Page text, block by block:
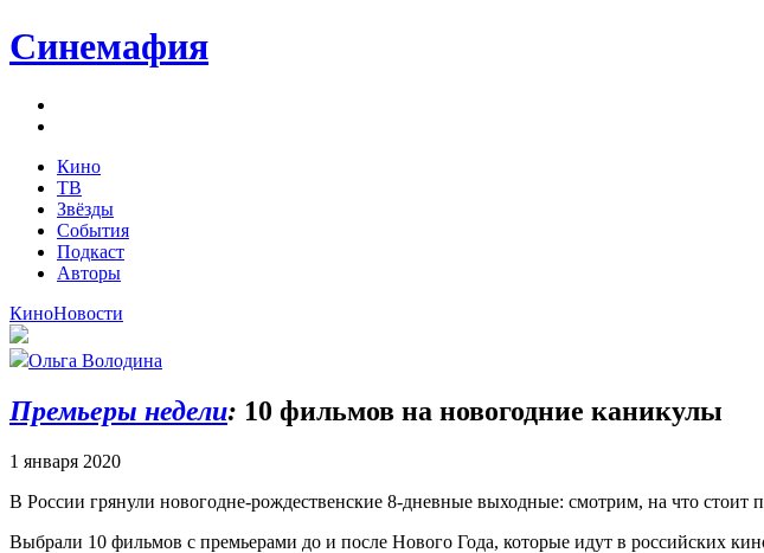
Синемафия
Кино
ТВ
Звёзды
События
Подкаст
Авторы
КиноНовости
Ольга Володина
Премьеры недели: 10 фильмов на новогодние каникулы
1 января 2020
В России грянули новогодне-рождественские 8-дневные выходные: смотрим, на что стоит
Выбрали 10 фильмов с премьерами до и после Нового Года, которые идут в российских